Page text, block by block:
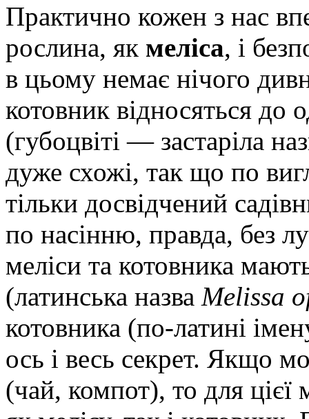
Практично кожен з нас
рослина, як меліса, і
в цьому немає нічого
котовник відносяться до
(губоцвіті — застаріла
дуже схожі, так що по
тільки досвідчений
по насінню, правда, без
меліси та котовника
(латинська назва Melissa
котовника (по-латині
ось і весь секрет. Якщо
(чай, компот), то для